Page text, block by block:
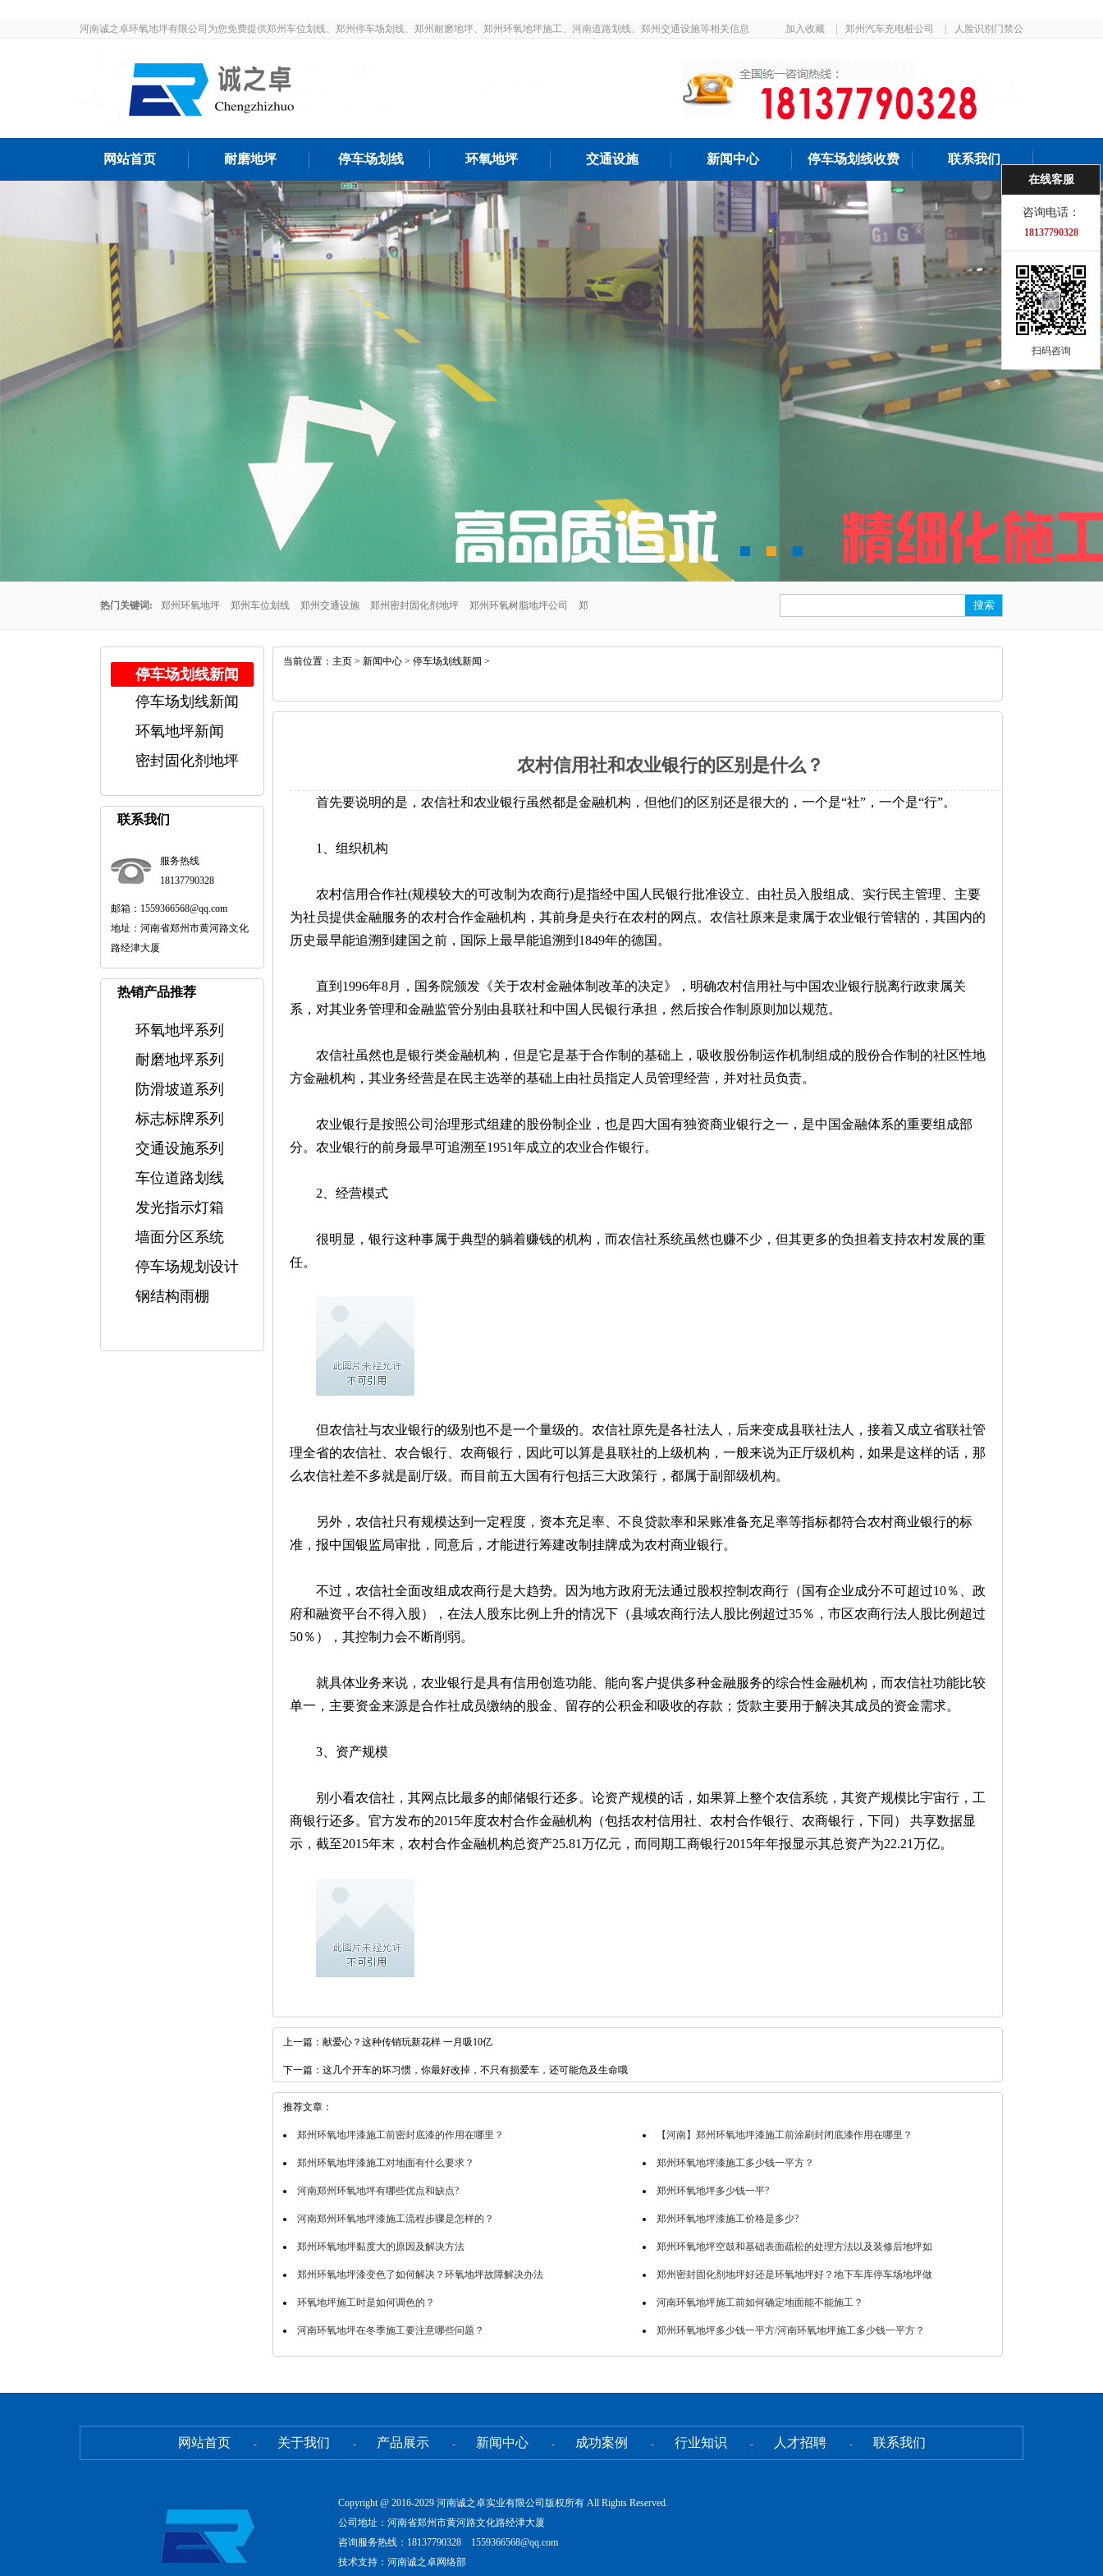
河南诚之卓环氧地坪有限公司为您免费提供郑州车位划线、郑州停车场划线、郑州耐磨地坪、郑州环氧地坪施工、河南道路划线、郑州交通设施等相关信息
加入收藏 郑州汽车充电桩公司
人脸识别门禁公
网站首页 耐磨地坪 停车场划线 环氧地坪 交通设施 新闻中心 停车场划线收费 联系我们
热门关键词: 郑州环氧地坪 郑州车位划线 郑州交通设施 郑州密封固化剂地坪 郑州环氧树脂地坪公司 郑
郑州耐磨地坪
停车场划线新闻
停车场划线新闻
环氧地坪新闻
密封固化剂地坪
联系我们
服务热线
18137790328
邮箱：1559366568@qq.com
地址：河南省郑州市黄河路文化
路经津大厦
热销产品推荐
环氧地坪系列
耐磨地坪系列
防滑坡道系列
标志标牌系列
交通设施系列
车位道路划线
发光指示灯箱
墙面分区系统
停车场规划设计
钢结构雨棚
当前位置： 主页 > 新闻中心 > 停车场划线新闻 >
农村信用社和农业银行的区别是什么？
首先要说明的是，农信社和农业银行虽然都是金融机构，但他们的区别还是很大的，一个是“社”，一个是“行”。
1、组织机构
农村信用合作社(规模较大的可改制为农商行)是指经中国人民银行批准设立、由社员入股组成、实行民主管理、主要
为社员提供金融服务的农村合作金融机构，其前身是央行在农村的网点。农信社原来是隶属于农业银行管辖的，其国内的
历史最早能追溯到建国之前，国际上最早能追溯到1849年的德国。
直到1996年8月，国务院颁发《关于农村金融体制改革的决定》，明确农村信用社与中国农业银行脱离行政隶属关
系，对其业务管理和金融监管分别由县联社和中国人民银行承担，然后按合作制原则加以规范。
农信社虽然也是银行类金融机构，但是它是基于合作制的基础上，吸收股份制运作机制组成的股份合作制的社区性地
方金融机构，其业务经营是在民主选举的基础上由社员指定人员管理经营，并对社员负责。
农业银行是按照公司治理形式组建的股份制企业，也是四大国有独资商业银行之一，是中国金融体系的重要组成部
分。农业银行的前身最早可追溯至1951年成立的农业合作银行。
2、经营模式
很明显，银行这种事属于典型的躺着赚钱的机构，而农信社系统虽然也赚不少，但其更多的负担着支持农村发展的重
任。
但农信社与农业银行的级别也不是一个量级的。农信社原先是各社法人，后来变成县联社法人，接着又成立省联社管
理全省的农信社、农合银行、农商银行，因此可以算是县联社的上级机构，一般来说为正厅级机构，如果是这样的话，那
么农信社差不多就是副厅级。而目前五大国有行包括三大政策行，都属于副部级机构。
另外，农信社只有规模达到一定程度，资本充足率、不良贷款率和呆账准备充足率等指标都符合农村商业银行的标
准，报中国银监局审批，同意后，才能进行筹建改制挂牌成为农村商业银行。
不过，农信社全面改组成农商行是大趋势。因为地方政府无法通过股权控制农商行（国有企业成分不可超过10％、政
府和融资平台不得入股），在法人股东比例上升的情况下（县域农商行法人股比例超过35％，市区农商行法人股比例超过
50％），其控制力会不断削弱。
就具体业务来说，农业银行是具有信用创造功能、能向客户提供多种金融服务的综合性金融机构，而农信社功能比较
单一，主要资金来源是合作社成员缴纳的股金、留存的公积金和吸收的存款；货款主要用于解决其成员的资金需求。
3、资产规模
别小看农信社，其网点比最多的邮储银行还多。论资产规模的话，如果算上整个农信系统，其资产规模比宇宙行，工
商银行还多。官方发布的2015年度农村合作金融机构（包括农村信用社、农村合作银行、农商银行，下同） 共享数据显
示，截至2015年末，农村合作金融机构总资产25.81万亿元，而同期工商银行2015年年报显示其总资产为22.21万亿。
上一篇： 献爱心？这种传销玩新花样 一月吸10亿
下一篇： 这几个开车的坏习惯，你最好改掉，不只有损爱车，还可能危及生命哦
推荐文章：
郑州环氧地坪漆施工前密封底漆的作用在哪里？ 【河南】郑州环氧地坪漆施工前涂刷封闭底漆作用在哪里？
郑州环氧地坪漆施工对地面有什么要求？ 郑州环氧地坪漆施工多少钱一平方？
河南郑州环氧地坪有哪些优点和缺点? 郑州环氧地坪多少钱一平?
河南郑州环氧地坪漆施工流程步骤是怎样的？ 郑州环氧地坪漆施工价格是多少?
郑州环氧地坪黏度大的原因及解决方法 郑州环氧地坪空鼓和基础表面疏松的处理方法以及装修后地坪如
郑州环氧地坪漆变色了如何解决？环氧地坪故障解决办法 郑州密封固化剂地坪好还是环氧地坪好？地下车库停车场地坪做
环氧地坪施工时是如何调色的？ 河南环氧地坪施工前如何确定地面能不能施工？
河南环氧地坪在冬季施工要注意哪些问题？ 郑州环氧地坪多少钱一平方/河南环氧地坪施工多少钱一平方？
网站首页 - 关于我们 - 产品展示 - 新闻中心 - 成功案例 - 行业知识 - 人才招聘 - 联系我们
Copyright @ 2016-2029 河南诚之卓实业有限公司版权所有 All Rights Reserved.
公司地址：河南省郑州市黄河路文化路经津大厦
咨询服务热线：18137790328 1559366568@qq.com
技术支持：河南诚之卓网络部
在线客服
咨询电话：
18137790328
扫码咨询